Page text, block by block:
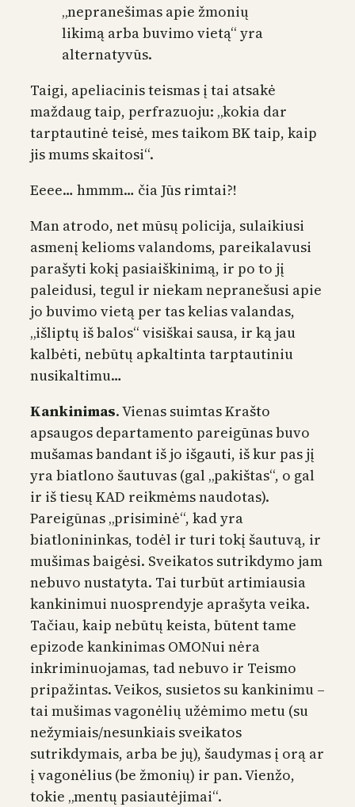
„nepranešimas apie žmonių
likimą arba buvimo vietą“ yra
alternatyvūs.
Taigi, apeliacinis teismas į tai atsakė
maždaug taip, perfrazuoju: „kokia dar
tarptautinė teisė, mes taikom BK taip, kaip
jis mums skaitosi“.
Eeee… hmmm… čia Jūs rimtai?!
Man atrodo, net mūsų policija, sulaikiusi
asmenį kelioms valandoms, pareikalavusi
parašyti kokį pasiaiškinimą, ir po to jį
paleidusi, tegul ir niekam nepranešusi apie
jo buvimo vietą per tas kelias valandas,
„išliptų iš balos“ visiškai sausa, ir ką jau
kalbėti, nebūtų apkaltinta tarptautiniu
nusikaltimu…
Kankinimas. Vienas suimtas Krašto
apsaugos departamento pareigūnas buvo
mušamas bandant iš jo išgauti, iš kur pas jį
yra biatlono šautuvas (gal „pakištas“, o gal
ir iš tiesų KAD reikmėms naudotas).
Pareigūnas „prisiminė“, kad yra
biatlonininkas, todėl ir turi tokį šautuvą, ir
mušimas baigėsi. Sveikatos sutrikdymo jam
nebuvo nustatyta. Tai turbūt artimiausia
kankinimui nuosprendyje aprašyta veika.
Tačiau, kaip nebūtų keista, būtent tame
epizode kankinimas OMONui nėra
inkriminuojamas, tad nebuvo ir Teismo
pripažintas. Veikos, susietos su kankinimu –
tai mušimas vagonėlių užėmimo metu (su
nežymiais/nesunkiais sveikatos
sutrikdymais, arba be jų), šaudymas į orą ar
į vagonėlius (be žmonių) ir pan. Vienžo,
tokie „mentų pasiautėjimai“.